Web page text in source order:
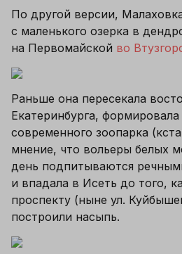
По другой версии,
с маленького озерка в
на Первомайской во
Раньше она пересекала
Екатеринбурга,
современного зоопарка
мнение, что вольеры белых
день подпитываются
и впадала в Исеть до того,
проспекту (ныне ул.
построили насыпь.